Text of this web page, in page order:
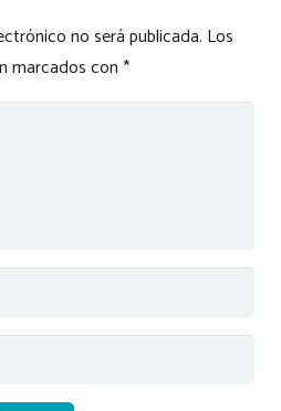
no será publicada. Los
marcados con*